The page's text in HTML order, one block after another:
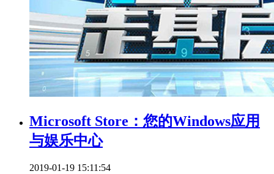
Microsoft Store：您的Windows应用
与娱乐中心
2019-01-19 15:11:54